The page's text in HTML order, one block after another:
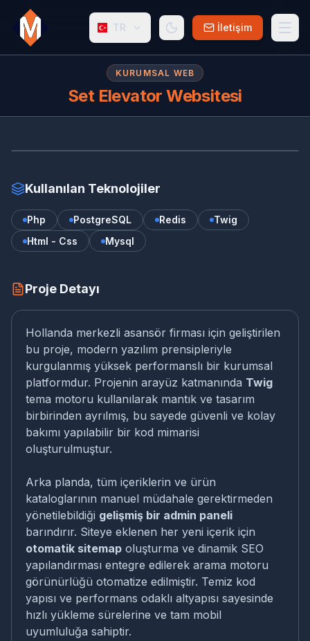
TR İletişim
KURUMSAL WEB
Set Elevator Websitesi
SE
Kullanılan Teknolojiler
Php PostgreSQL Redis
Twig
Html - Css
Mysql
Proje Detayı
Hollanda merkezli asansör firması için geliştirilen
bu proje, modern yazılım prensipleriyle
kurgulanmış yüksek performanslı bir kurumsal
platformdur. Projenin arayüz katmanında Twig
tema motoru kullanılarak mantık ve tasarım
birbirinden ayrılmış, bu sayede güvenli ve kolay
bakımı yapılabilir bir kod mimarisi
oluşturulmuştur.
Arka planda, tüm içeriklerin ve ürün
kataloglarının manuel müdahale gerektirmeden
yönetilebildiği gelişmiş bir admin paneli
barındırır. Siteye eklenen her yeni içerik için
otomatik sitemap oluşturma ve dinamik SEO
yapılandırması entegre edilerek arama motoru
görünürlüğü otomatize edilmiştir. Temiz kod
yapısı ve performans odaklı altyapısı sayesinde
hızlı yükleme sürelerine ve tam mobil
uyumluluğa sahiptir.